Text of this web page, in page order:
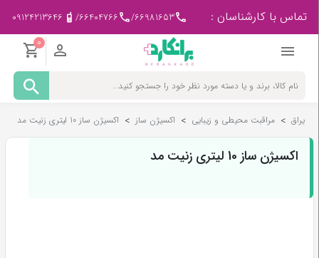
تماس با کارشناسان : 66981653
/
66404766
/
09124213646
0
مادر
کودک
پزشکی
-
ورزشی
یراق > مراقبت محیطی و زیبایی > اکسیژن ساز > اکسیژن ساز 10 لیتری زنیت مد
اکسیژن ساز 10 لیتری زنیت مد